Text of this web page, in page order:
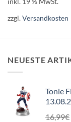
zzgl.Versandkosten
NEUESTE
Tonie
16,99€